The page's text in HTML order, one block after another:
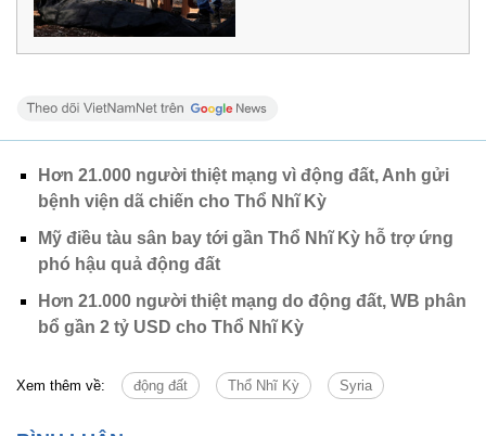
Hơn 21.000 người thiệt mạng vì động đất, Anh gửi
bệnh viện dã chiến cho Thổ Nhĩ Kỳ
Mỹ điều tàu sân bay tới gần Thổ Nhĩ Kỳ hỗ trợ ứng
phó hậu quả động đất
Hơn 21.000 người thiệt mạng do động đất, WB phân
bổ gần 2 tỷ USD cho Thổ Nhĩ Kỳ
Xem thêm về: động đất Thổ Nhĩ Kỳ Syria